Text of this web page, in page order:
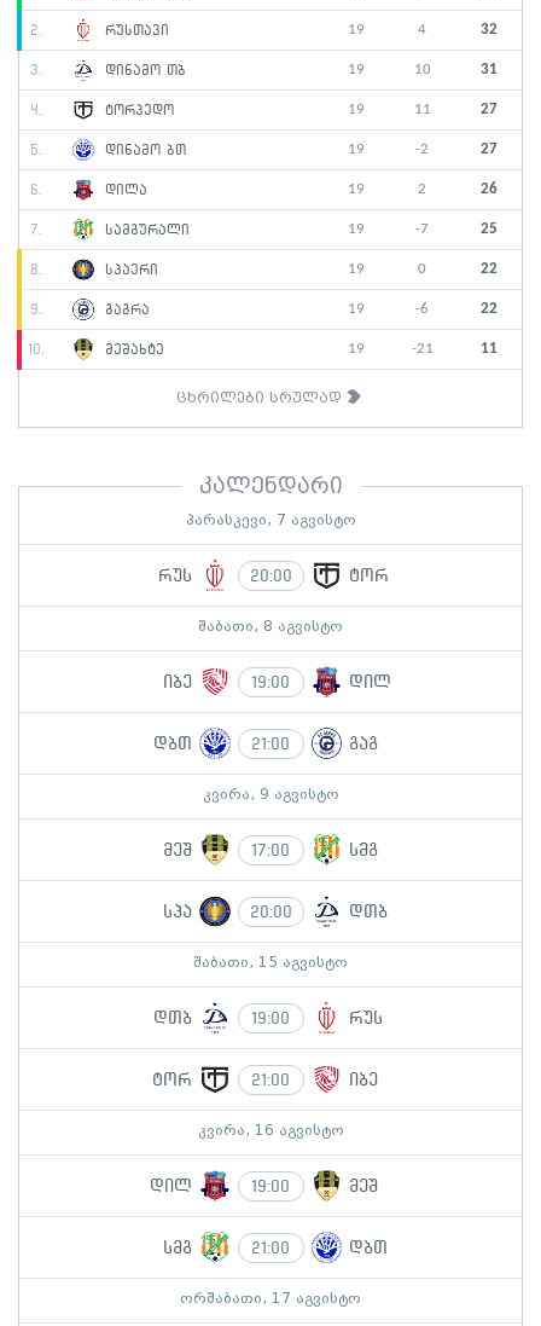
2. რუსთავი 19 4 32
3. დინამო თბ 19 10 31
4. ტორპედო 19 11 27
5. დინამო ბთ 19 -2 27
6. დილა 19 2 26
7. სამგურალი 19 -7 25
8. სპაერი 19 0 22
9. გაგრა 19 -6 22
10. მეშახტე 19 -21 11
ცხრილები სრულად
კალენდარი
პარასკევი, 7 აგვისტო
რუს 20:00 ტორ
შაბათი, 8 აგვისტო
იბე 19:00 დილ
დბთ 21:00 გაგ
კვირა, 9 აგვისტო
მეშ 17:00 სმგ
სპა 20:00 დთბ
შაბათი, 15 აგვისტო
დთბ 19:00 რუს
ტორ 21:00 იბე
კვირა, 16 აგვისტო
დილ 19:00 მეშ
სმგ 21:00 დბთ
ორშაბათი, 17 აგვისტო